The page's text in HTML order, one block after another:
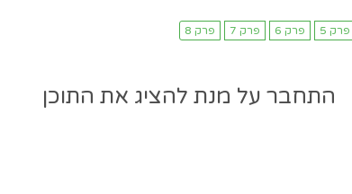
התחבר על מנת להציג את התוכן